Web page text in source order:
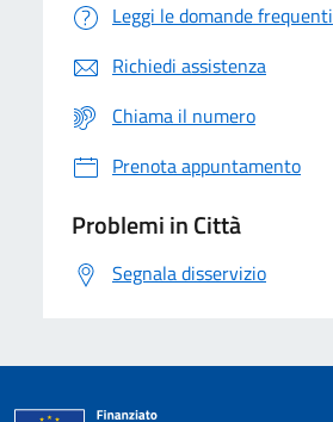
Leggi le domande frequenti
Richiedi assistenza
Chiama il numero
Prenota appuntamento
Problemi in Città
Segnala disservizio